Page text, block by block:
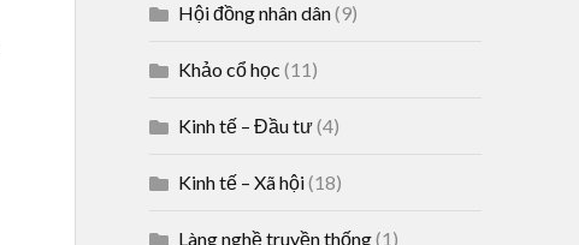
Hội đồng nhân dân(9)
Khảo cổ học (11)
Kinh tế – Đầu tư(4)
Kinh tế – Xã hội(18)
Làng nghề truyền thống(1)